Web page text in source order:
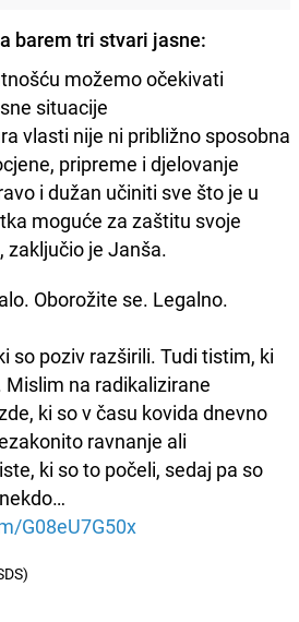
barem tri stvari jasne:
možemo očekivati
situacije
vlasti nije ni približno sposobna
pripreme i djelovanje
i dužan učiniti sve što je u
moguće za zaštitu svoje
zaključio je Janša.
Oborožite se. Legalno.
so poziv razširili. Tudi tistim, ki
Mislim na radikalizirane
ki so v času kovida dnevno
ravnanje ali
ki so to počeli, sedaj pa so
G08eU7G50x